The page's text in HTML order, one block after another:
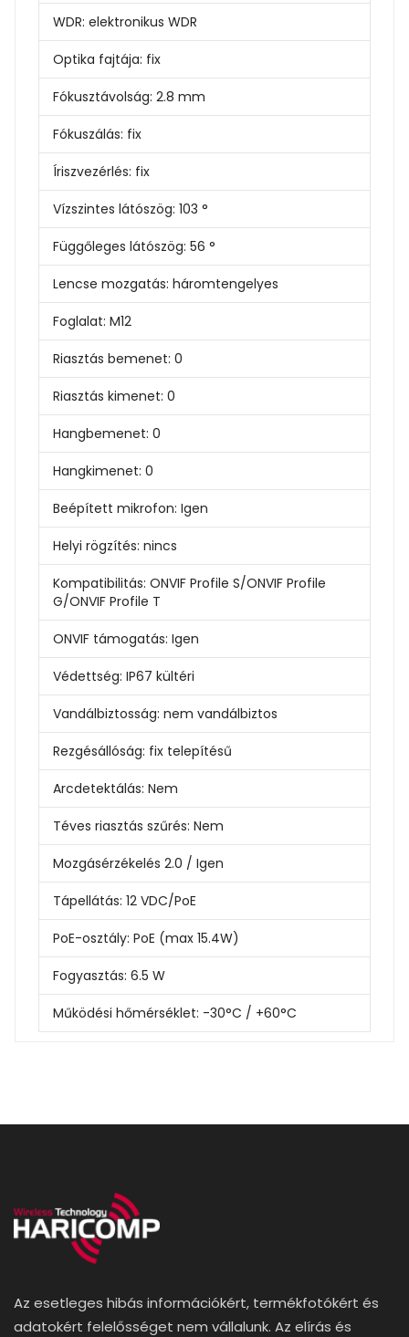
WDR: elektronikus WDR
Optika fajtája: fix
Fókusztávolság: 2.8 mm
Fókuszálás: fix
Íriszvezérlés: fix
Vízszintes látószög: 103 °
Függőleges látószög: 56 °
Lencse mozgatás: háromtengelyes
Foglalat: M12
Riasztás bemenet: 0
Riasztás kimenet: 0
Hangbemenet: 0
Hangkimenet: 0
Beépített mikrofon: Igen
Helyi rögzítés: nincs
Kompatibilitás: ONVIF Profile S/ONVIF Profile
G/ONVIF Profile T
ONVIF támogatás: Igen
Védettség: IP67 kültéri
Vandálbiztosság: nem vandálbiztos
Rezgésállóság: fix telepítésű
Arcdetektálás: Nem
Téves riasztás szűrés: Nem
Mozgásérzékelés 2.0 / Igen
Tápellátás: 12 VDC/PoE
PoE-osztály: PoE (max 15.4W)
Fogyasztás: 6.5 W
Működési hőmérséklet: -30°C / +60°C
Az esetleges hibás információkért, termékfotókért és
adatokért felelősséget nem vállalunk. Az elírás és